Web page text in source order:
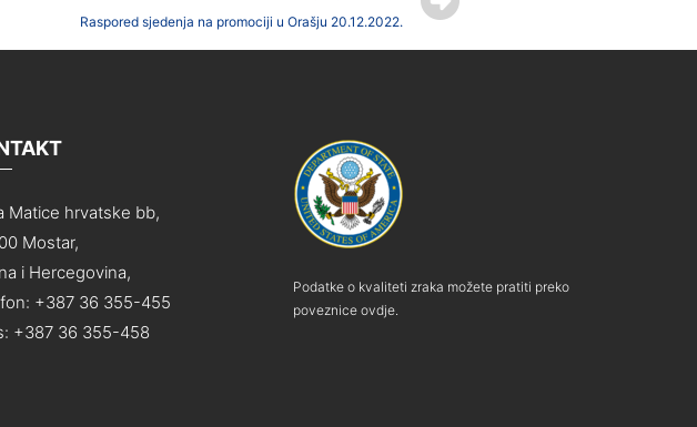
Raspored sjedenja na promociji u Orašju 20.12.2022.
Matice hrvatske bb,
Mostar,
i Hercegovina,
+387 36 355-455
+387 36 355-458
Podatke o kvaliteti zraka možete pratiti preko
poveznice ovdje.